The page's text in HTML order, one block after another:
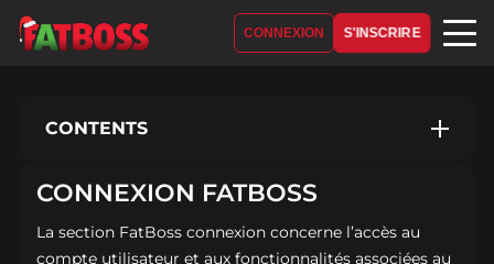
CONNEXION S'INSCRIRE
CONTENTS
Inscription à FatBoss
CONNEXION FATBOSS
La section FatBoss connexion concerne l’accès au
compte utilisateur et aux fonctionnalités associées au